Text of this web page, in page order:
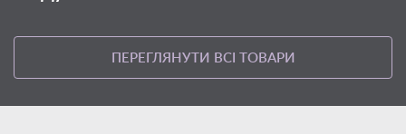
ПЕРЕГЛЯНУТИ ВСІ ТОВАРИ